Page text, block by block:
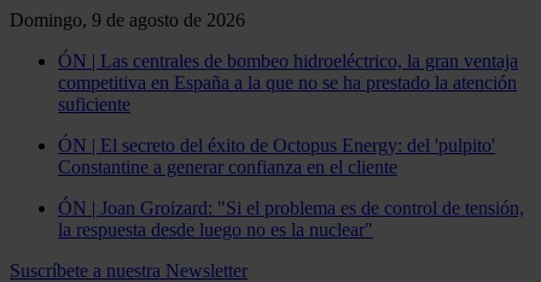
Domingo, 9 de agosto de 2026
ÓN | Las centrales de bombeo hidroeléctrico, la gran ventaja
competitiva en España a la que no se ha prestado la atención
suficiente
ÓN | El secreto del éxito de Octopus Energy: del 'pulpito'
Constantine a generar confianza en el cliente
ÓN | Joan Groizard: "Si el problema es de control de tensión,
la respuesta desde luego no es la nuclear"
Suscríbete a nuestra Newsletter